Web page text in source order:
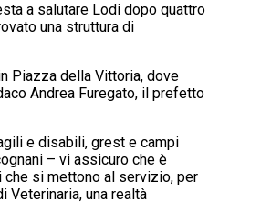
a salutare Lodi dopo quattro
una struttura di
Piazza della Vittoria, dove
Andrea Furegato, il prefetto
e disabili, grest e campi
– vi assicuro che è
che si mettono al servizio, per
Veterinaria, una realtà